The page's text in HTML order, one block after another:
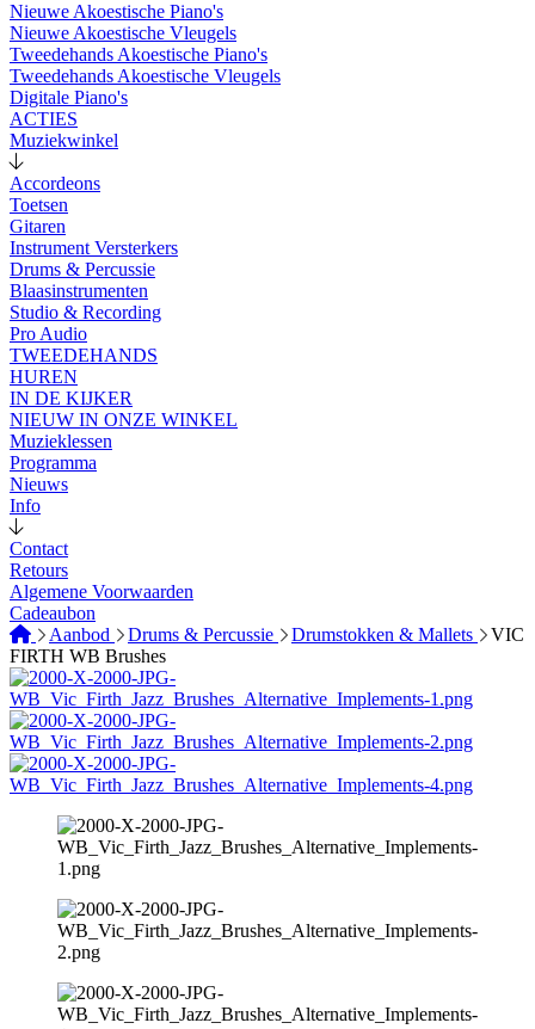
Nieuwe Akoestische Piano's
Nieuwe Akoestische Vleugels
Tweedehands Akoestische Piano's
Tweedehands Akoestische Vleugels
Digitale Piano's
ACTIES
Muziekwinkel
Accordeons
Toetsen
Gitaren
Instrument Versterkers
Drums & Percussie
Blaasinstrumenten
Studio & Recording
Pro Audio
TWEEDEHANDS
HUREN
IN DE KIJKER
NIEUW IN ONZE WINKEL
Muzieklessen
Programma
Nieuws
Info
Contact
Retours
Algemene Voorwaarden
Cadeaubon
Aanbod
Drums & Percussie Drumstokken & Mallets
VIC
FIRTH WB Brushes